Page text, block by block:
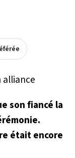
son fiancé la
était encore